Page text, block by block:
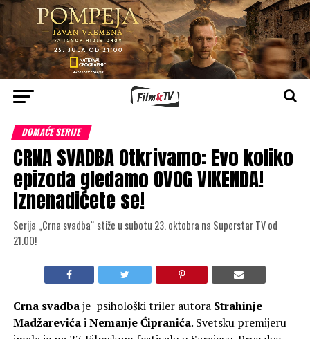
DOMAĆE SERIJE
CRNA SVADBA Otkrivamo: Evo koliko
epizoda gledamo OVOG VIKENDA!
Iznenadićete se!
Serija „Crna svadba“ stiže u subotu 23. oktobra na Superstar TV od
21.00!
Crna svadbaje psihološki triler autora Strahinje
MadžarevićaiNemanje Ćipranića. Svetsku premijeru